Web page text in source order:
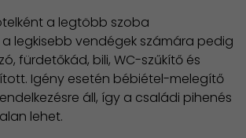
a legtöbb szoba
legkisebb vendégek számára pedig
fürdetőkád, bili, WC-szűkítő és
Igény esetén bébiétel-melegítő
áll, így a családi pihenés
lehet.